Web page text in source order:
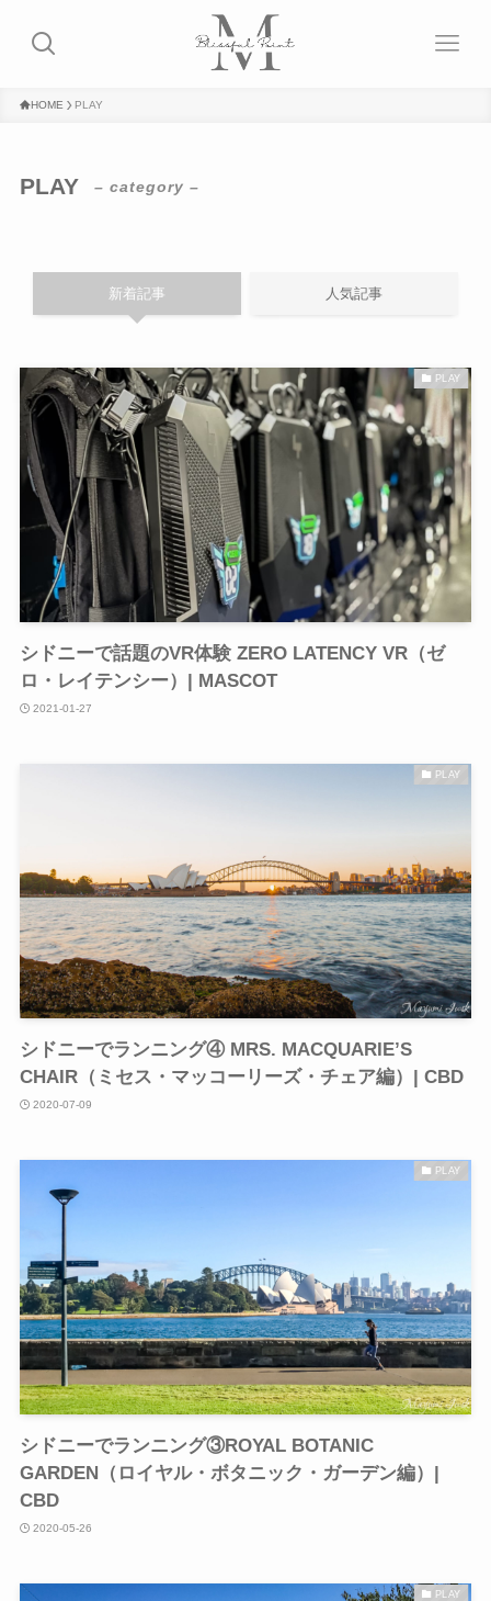
HOME PLAY
PLAY – category –
新着記事 人気記事
PLAY
シドニーで話題のVR体験 ZERO LATENCY VR（ゼ
ロ・レイテンシー）| MASCOT
2021-01-27
PLAY
シドニーでランニング④ MRS. MACQUARIE’S
CHAIR（ミセス・マッコーリーズ・チェア編）| CBD
2020-07-09
PLAY
シドニーでランニング③ROYAL BOTANIC
GARDEN（ロイヤル・ボタニック・ガーデン編）|
CBD
2020-05-26
PLAY